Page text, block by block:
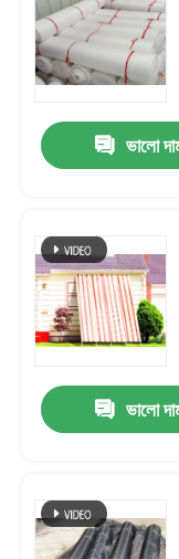
আমাদের সম্পর্কে
মান নিয়ন্ত্রণ
উদ্ধৃতির জন্য আবেদন
Russian website
চৌম্বকীয় জাল দরজার
পিই শেড নেট
ভালো
ভালো